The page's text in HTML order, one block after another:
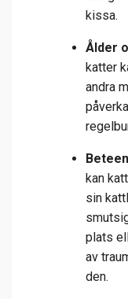
kissa.
Ålder
katter
andra
kan
sin
plats
av
den.